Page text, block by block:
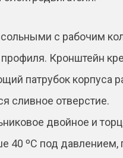
с рабочим
Кронштейн
патрубок корпуса
сливное отверстие.
двойное и
40 ºС под